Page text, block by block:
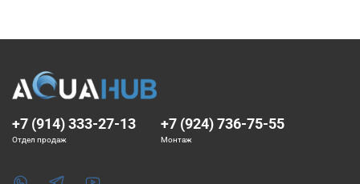
+7 (914) 333-27-13
Отдел продаж
+7 (924) 736-75-55
Монтаж